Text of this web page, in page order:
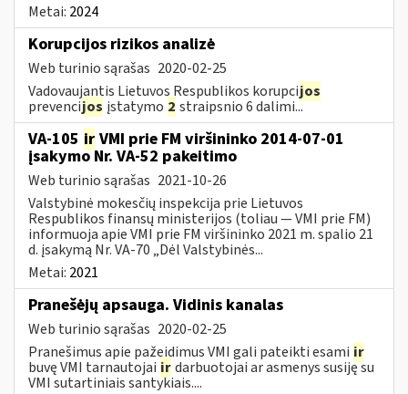
Metai: 2024
Korupcijos rizikos analizė
Web turinio sąrašas 2020-02-25
Vadovaujantis Lietuvos Respublikos korupcijos
prevencijos įstatymo 2 straipsnio 6 dalimi...
VA-105 ir VMI prie FM viršininko 2014-07-01
įsakymo Nr. VA-52 pakeitimo
Web turinio sąrašas 2021-10-26
Valstybinė mokesčių inspekcija prie Lietuvos
Respublikos finansų ministerijos (toliau ― VMI prie FM)
informuoja apie VMI prie FM viršininko 2021 m. spalio 21
d. įsakymą Nr. VA-70 „Dėl Valstybinės...
Metai: 2021
Pranešėjų apsauga. Vidinis kanalas
Web turinio sąrašas 2020-02-25
Pranešimus apie pažeidimus VMI gali pateikti esami ir
buvę VMI tarnautojai irdarbuotojai ar asmenys susiję su
VMI sutartiniais santykiais....